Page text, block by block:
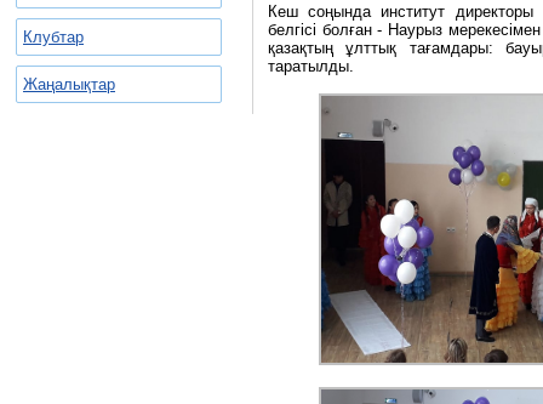
Клубтар
Жаңалықтар
Кеш соңында институт директоры
белгісі болған - Наурыз
қазақтың ұлттық тағамдары:
таратылды.